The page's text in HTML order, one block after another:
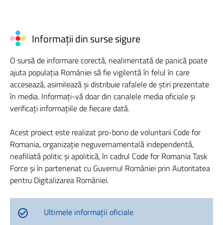
Informații din surse sigure
O sursă de informare corectă, nealimentată de panică poate
ajuta populația României să fie vigilentă în felul în care
accesează, asimilează și distribuie rafalele de știri prezentate
în media. Informați-vă doar din canalele media oficiale și
verificați informațiile de fiecare dată.
Acest proiect este realizat pro-bono de voluntarii Code for
Romania, organizație neguvernamentală independentă,
neafiliată politic și apolitică, în cadrul Code for Romania Task
Force și în parteneriat cu Guvernul României prin Autoritatea
pentru Digitalizarea României.
Ultimele informații oficiale